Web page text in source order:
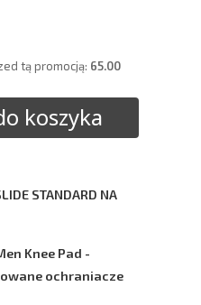
tą promocją: 65.00
koszyka
STANDARD NA
Knee Pad -
ochraniacze